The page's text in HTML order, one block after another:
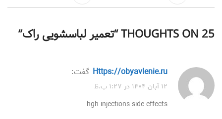
25 THOUGHTS ON “ تعمیر لباسشویی راک”
https://obyavlenie.ru گفت:
۱۲ آبان ۱۴۰۴ در ۱:۲۷ ب.ظ
hgh injections side effects